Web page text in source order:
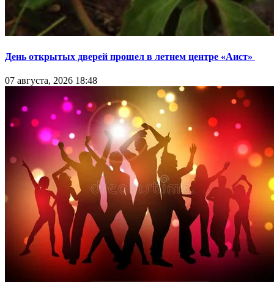
День открытых дверей прошел в летнем центре «Аист»
07 августа, 2026 18:48